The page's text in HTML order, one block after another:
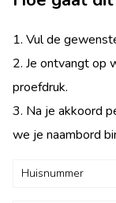
1. Vul de
2. Je ontvangt op
proefdruk.
3. Na je akkoord
we je naambord